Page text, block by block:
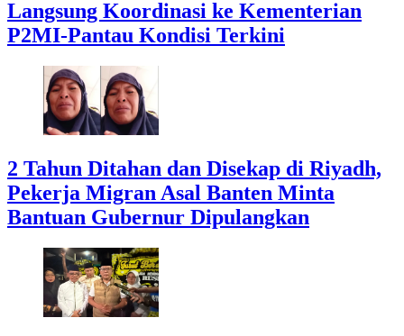
Langsung Koordinasi ke Kementerian
P2MI-Pantau Kondisi Terkini
2 Tahun Ditahan dan Disekap di Riyadh,
Pekerja Migran Asal Banten Minta
Bantuan Gubernur Dipulangkan